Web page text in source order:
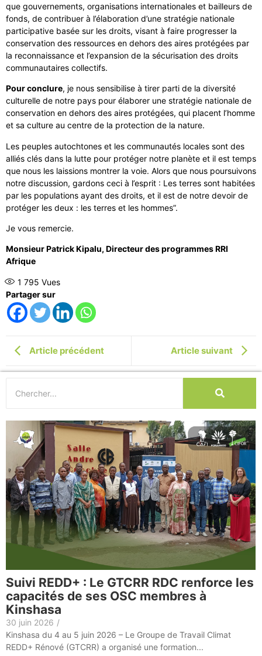
que gouvernements, organisations internationales et bailleurs de
fonds, de contribuer à l’élaboration d’une stratégie nationale
participative basée sur les droits, visant à faire progresser la
conservation des ressources en dehors des aires protégées par
la reconnaissance et l’expansion de la sécurisation des droits
communautaires collectifs.
Pour conclure, je nous sensibilise à tirer parti de la diversité
culturelle de notre pays pour élaborer une stratégie nationale de
conservation en dehors des aires protégées, qui placent l’homme
et sa culture au centre de la protection de la nature.
Les peuples autochtones et les communautés locales sont des
alliés clés dans la lutte pour protéger notre planète et il est temps
que nous les laissions montrer la voie. Alors que nous poursuivons
notre discussion, gardons ceci à l’esprit : Les terres sont habitées
par les populations ayant des droits, et il est de notre devoir de
protéger les deux : les terres et les hommes”.
Je vous remercie.
Monsieur Patrick Kipalu, Directeur des programmes RRI
Afrique
1 795 Vues
Partager sur
Article précédent Article suivant
Suivi REDD+ : Le GTCRR RDC renforce les
capacités de ses OSC membres à
Kinshasa
30 juin 2026 /
Kinshasa du 4 au 5 juin 2026 – Le Groupe de Travail Climat
REDD+ Rénové (GTCRR) a organisé une formation...